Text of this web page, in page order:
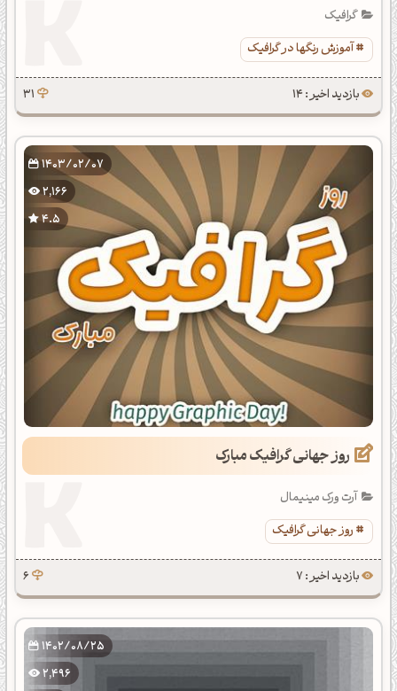
گرافیک
آموزش رنگها در گرافیک
بازدید اخیر : 14 31
1403/02/07
2,166
4.5
روز جهانی گرافیک مبارک
آرت ورک مینیمال
روز جهانی گرافیک
بازدید اخیر : 7 6
1402/08/25
2,496